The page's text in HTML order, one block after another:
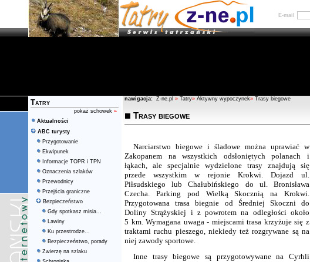
E-mail
Tatry
pokaż schowek »
Aktualności
ABC turysty
Przygotowanie
Ekwipunek
Informacje TOPR i TPN
Oznaczenia szlaków
Przewodnicy
Przejścia graniczne
Bezpieczeństwo
Gdy spotkasz misia...
Lawiny
Ku przestrodze...
Bezpieczeństwo, porady
Zwierzę na szlaku
nawigacja: Z-ne.pl » Tatry» Aktywny wypoczynek» Trasy biegowe
Trasy biegowe
Narciarstwo biegowe i śladowe można uprawiać w
Zakopanem na wszystkich odsłoniętych polanach i
łąkach, ale specjalnie wydzielone trasy znajdują się
przede wszystkim w rejonie Krokwi. Dojazd ul.
Piłsudskiego lub Chałubińskiego do ul. Bronisława
Czecha. Parking pod Wielką Skocznią na Krokwi.
Przygotowana trasa biegnie od Średniej Skoczni do
Doliny Strążyskiej i z powrotem na odległości około
5 km. Wymagana uwaga - miejscami trasa krzyżuje się z
traktami ruchu pieszego, niekiedy też rozgrywane są na
niej zawody sportowe.
Inne trasy biegowe są przygotowywane na Cyrhli